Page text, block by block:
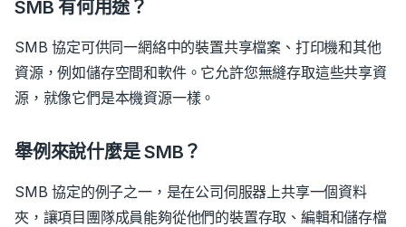
SMB 有何用途？
SMB 協定可供同一網絡中的裝置共享檔案、打印機和其他
資源，例如儲存空間和軟件。它允許您無縫存取這些共享資
源，就像它們是本機資源一樣。
舉例來說什麼是 SMB？
SMB 協定的例子之一，是在公司伺服器上共享一個資料
夾，讓項目團隊成員能夠從他們的裝置存取、編輯和儲存檔